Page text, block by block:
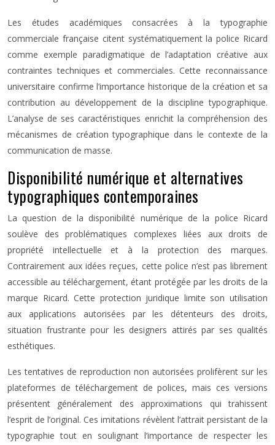
Les études académiques consacrées à la typographie
commerciale française citent systématiquement la police Ricard
comme exemple paradigmatique de l’adaptation créative aux
contraintes techniques et commerciales. Cette reconnaissance
universitaire confirme l’importance historique de la création et sa
contribution au développement de la discipline typographique.
L’analyse de ses caractéristiques enrichit la compréhension des
mécanismes de création typographique dans le contexte de la
communication de masse.
Disponibilité numérique et alternatives
typographiques contemporaines
La question de la disponibilité numérique de la police Ricard
soulève des problématiques complexes liées aux droits de
propriété intellectuelle et à la protection des marques.
Contrairement aux idées reçues, cette police n’est pas librement
accessible au téléchargement, étant protégée par les droits de la
marque Ricard. Cette protection juridique limite son utilisation
aux applications autorisées par les détenteurs des droits,
situation frustrante pour les designers attirés par ses qualités
esthétiques.
Les tentatives de reproduction non autorisées prolifèrent sur les
plateformes de téléchargement de polices, mais ces versions
présentent généralement des approximations qui trahissent
l’esprit de l’original. Ces imitations révèlent l’attrait persistant de la
typographie tout en soulignant l’importance de respecter les